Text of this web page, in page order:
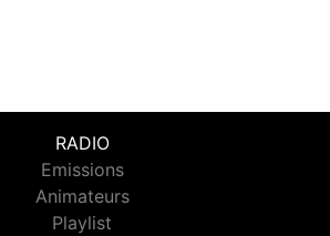
RADIO
Emissions
Animateurs
Playlist